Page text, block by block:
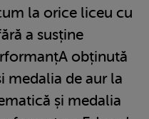
la orice liceu cu
a susține
obținută
medalia de aur la
și medalia